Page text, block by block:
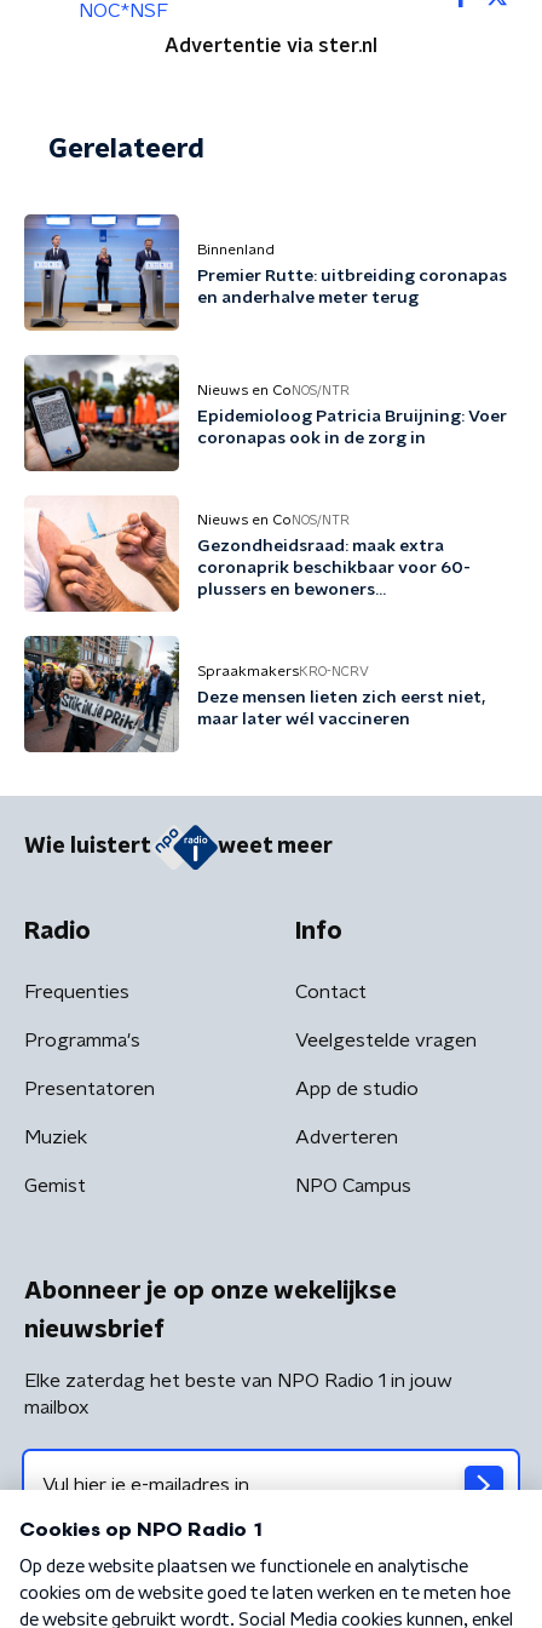
NOC*NSF
Advertentie via ster.nl
Gerelateerd
Binnenland
Premier Rutte: uitbreiding coronapas
en anderhalve meter terug
Nieuws en Co NOS/NTR
Epidemioloog Patricia Bruijning: Voer
coronapas ook in de zorg in
Nieuws en Co NOS/NTR
Gezondheidsraad: maak extra
coronaprik beschikbaar voor 60-
plussers en bewoners
SpraakmakersKRO-NCRV
Deze mensen lieten zich eerst niet,
maar later wél vaccineren
Wie luistert weet meer
Radio
Frequenties
Programma's
Presentatoren
Muziek
Gemist
Info
Contact
Veelgestelde vragen
App de studio
Adverteren
NPO Campus
Abonneer je op onze wekelijkse
nieuwsbrief
Elke zaterdag het beste van NPO Radio 1 in jouw
mailbox